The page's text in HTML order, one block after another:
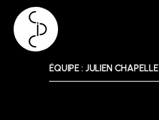
ÉQUIPE : JULIEN CHAPELLE